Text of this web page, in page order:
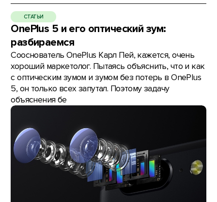
СТАТЬИ
OnePlus 5 и его оптический зум:
разбираемся
Сооснователь OnePlus Карл Пей, кажется, очень
хороший маркетолог. Пытаясь объяснить, что и как
с оптическим зумом и зумом без потерь в OnePlus
5, он только всех запутал. Поэтому задачу
объяснения бе